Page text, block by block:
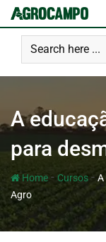
A
para
Home - Cursos- A
Agro